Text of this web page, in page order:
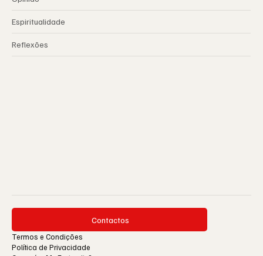
Espiritualidade
Reflexões
Contactos
Termos e Condições
Política de Privacidade